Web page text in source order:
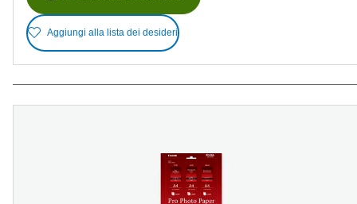
Aggiungi alla lista dei desideri